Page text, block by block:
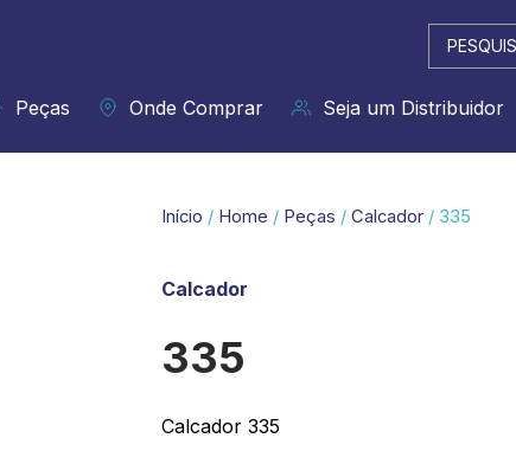
Pesquisar
...
Peças Onde Comprar Seja um Distribuidor
Início / Home / Peças / Calcador / 335
Calcador
335
Calcador 335